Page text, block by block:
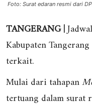
Foto: Surat edaran resmi dari
TANGERANG |
Kabupaten
terkait.
Mulai dari tahapan
tertuang dalam surat